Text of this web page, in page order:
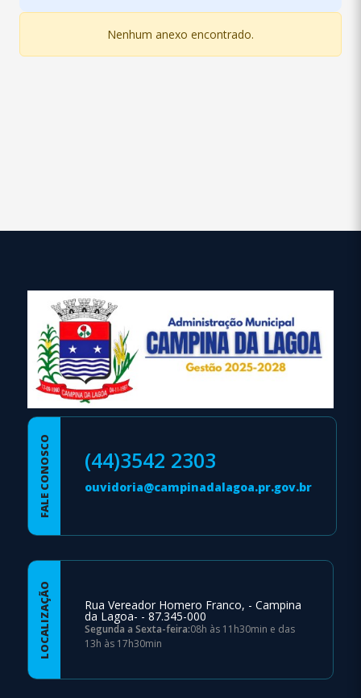
Nenhum anexo encontrado.
FALE CONOSCO (44)3542 2303
ouvidoria@campinadalagoa.pr.gov.br
LOCALIZAÇÃO Rua Vereador Homero Franco, - Campina
da Lagoa- - 87.345-000
Segunda a Sexta-feira:08h às 11h30min e das
13h às 17h30min